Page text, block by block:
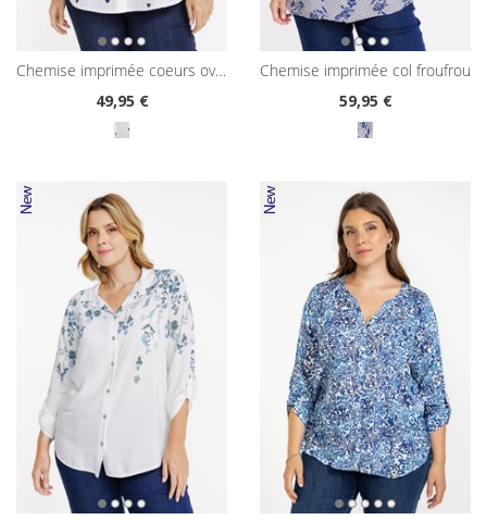
chemise imprimée coeurs oversized
49,95 €
chemise imprimée col froufrou
59,95 €